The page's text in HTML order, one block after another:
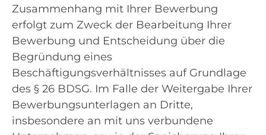
Zusammenhang mit Ihrer Bewerbung
erfolgt zum Zweck der Bearbeitung Ihrer
Bewerbung und Entscheidung über die
Begründung eines
Beschäftigungsverhältnisses auf Grundlage
des § 26 BDSG. Im Falle der Weitergabe Ihrer
Bewerbungsunterlagen an Dritte,
insbesondere an mit uns verbundene